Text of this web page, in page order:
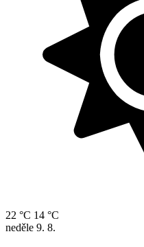
22 °C 14 °C
neděle 9. 8.